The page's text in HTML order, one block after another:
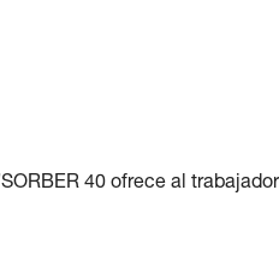
40 ofrece al